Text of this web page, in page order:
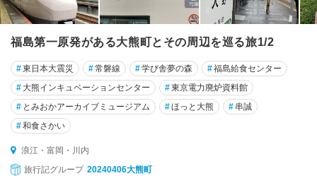
福島第一原発がある大熊町とその周辺を巡る旅1/2
#東日本大震災 #常磐線 #学び舎夢の森 #福島給食センター
# 大熊インキュベーションセンター #東京電力廃炉資料館
# とみおかアーカイブミュージアム #ほっと大熊 # 串誠
#和食さかい
浪江・富岡・川内
旅行記グループ 20240406大熊町